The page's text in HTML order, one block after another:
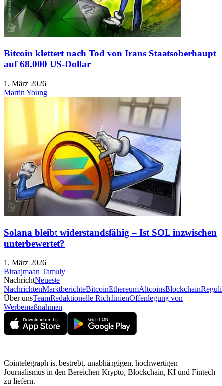
Bitcoin klettert nach Tod von Irans Staatsoberhaupt
auf 68.000 US-Dollar
1. März 2026
Martin Young
Solana bleibt widerstandsfähig – Ist SOL inzwischen
unterbewertet?
1. März 2026
Biraajmaan Tamuly
NachrichtNeueste
NachrichtenMarktberichteBitcoinEthereumAltcoinsBlockchain
Über unsTeamRedaktionelle RichtlinienOffenlegung von
Werbemaßnahmen
Cointelegraph ist bestrebt, unabhängigen, hochwertigen
Journalismus in den Bereichen Krypto, Blockchain, KI und Fintech
zu liefern.